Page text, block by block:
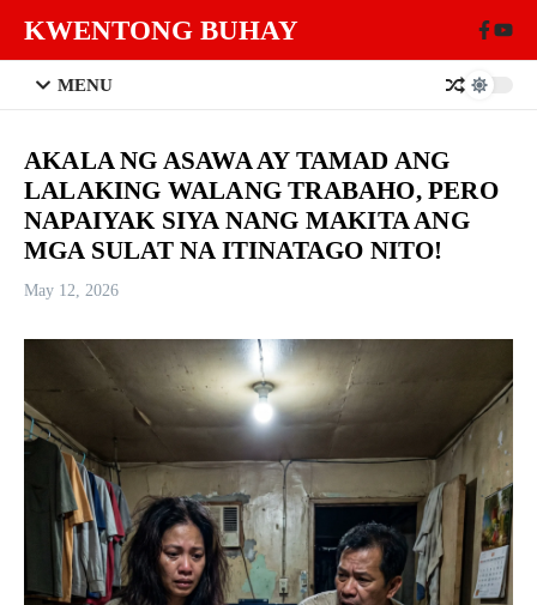
KWENTONG BUHAY
MENU
AKALA NG ASAWA AY TAMAD ANG
LALAKING WALANG TRABAHO, PERO
NAPAIYAK SIYA NANG MAKITA ANG
MGA SULAT NA ITINATAGO NITO!
May 12, 2026